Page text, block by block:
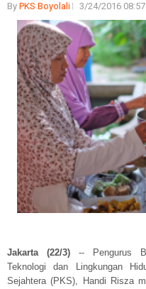
By PKS Boyolali 3/24/2016
Jakarta (22/3) -- Pengurus
Teknologi dan Lingkungan
Sejahtera (PKS), Handi Risza